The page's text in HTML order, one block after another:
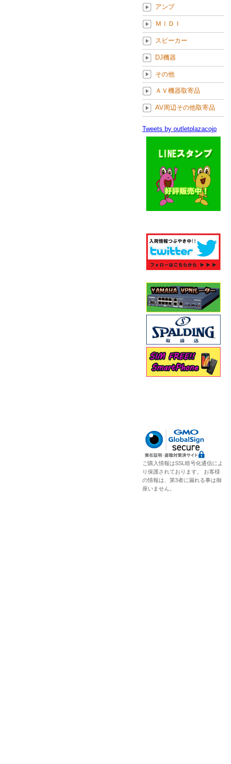
アンプ
ＭＩＤＩ
スピーカー
DJ機器
その他
ＡＶ機器取寄品
AV周辺その他取寄品
Tweets by outletplazacojp
ご購入情報はSSL暗号化通信によ
り保護されております。 お客様
の情報は、第3者に漏れる事は御
座いません。